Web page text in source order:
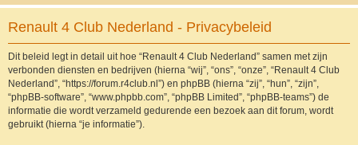
o
Renault 4 Club Nederland - Privacybeleid
Dit beleid legt in detail uit hoe “Renault 4 Club Nederland” samen met zijn
verbonden diensten en bedrijven (hierna “wij”, “ons”, “onze”, “Renault 4 Club
Nederland”, “https://forum.r4club.nl”) en phpBB (hierna “zij”, “hun”, “zijn”,
“phpBB-software”, “www.phpbb.com”, “phpBB Limited”, “phpBB-teams”) de
informatie die wordt verzameld gedurende een bezoek aan dit forum, wordt
gebruikt (hierna “je informatie”).